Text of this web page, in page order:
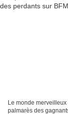
Le monde
palmarès des